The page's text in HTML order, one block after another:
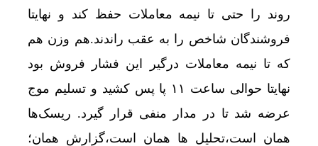
دلارهای خانگی به بانک‌ها می‌روند؟/ رونمایی از
ورود حیوانات خانگی به رستوران‌ها و مراکز
جهش 122 هزار واحدی شاخص بورس؛ ورود یک همت پول حقیقی در آغاز معاملات
رشد 130 هزار واحدی بورس با ورود 6 همت پول حقیقی/ صف خرید 700 نماد
روند را حتی تا نیمه معاملات حفظ کند و نهایتا
فروشندگان شاخص را به عقب راندند.هم وزن هم
که تا نیمه معاملات درگیر این فشار فروش بود
نهایتا حوالی ساعت ۱۱ پا پس کشید و تسلیم موج
عرضه شد تا در مدار منفی قرار گیرد. ریسک‌ها
همان است،تحلیل ها همان است،گزارش همان؛